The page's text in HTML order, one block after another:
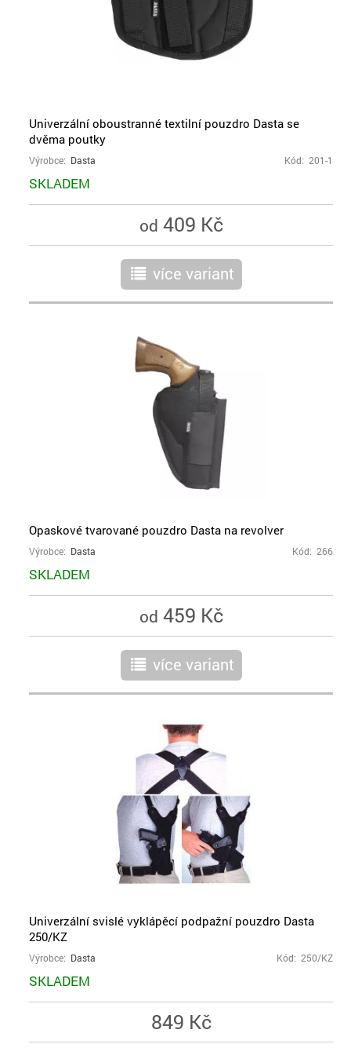
Univerzální oboustranné textilní pouzdro Dasta se
dvěma poutky
Výrobce: Dasta Kód: 201-1
SKLADEM
od 409 Kč
r více variant
Opaskové tvarované pouzdro Dasta na revolver
Výrobce: Dasta Kód: 266
SKLADEM
od 459 Kč
r více variant
Univerzální svislé vyklápěcí podpažní pouzdro Dasta
250/KZ
Výrobce: Dasta Kód: 250/KZ
SKLADEM
849 Kč